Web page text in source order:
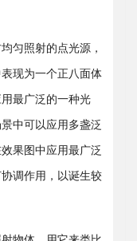
照射的点光源，
现为一个正八面体
最广泛的一种光
中可以应用多盏泛
果图中应用最广泛
调作用，以诞生较